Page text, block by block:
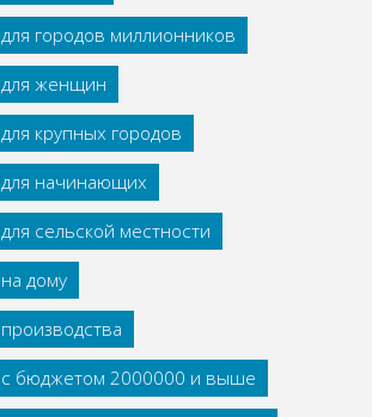
городов миллионников
женщин
крупных городов
начинающих
сельской местности
дому
с бюджетом 2000000 и выше